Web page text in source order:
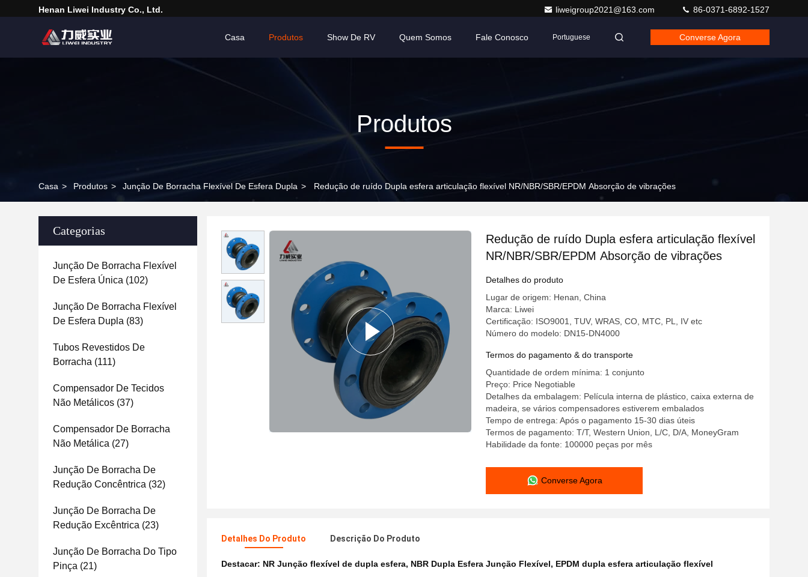
Henan Liwei Industry Co., Ltd. liweigroup2021@163.com 86-0371-6892-1527
Casa Produtos Show De RV Quem Somos Fale Conosco Portuguese Converse Agora
Produtos
Casa > Produtos > Junção De Borracha Flexível De Esfera Dupla > Redução de ruído Dupla esfera articulação flexível NR/NBR/SBR/EPDM Absorção de vibrações
Categorias
Junção De Borracha Flexível
De Esfera Única (102)
Junção De Borracha Flexível
De Esfera Dupla (83)
Tubos Revestidos De
Borracha (111)
Compensador De Tecidos
Não Metálicos (37)
Compensador De Borracha
Não Metálica (27)
Junção De Borracha De
Redução Concêntrica (32)
Junção De Borracha De
Redução Excêntrica (23)
Junção De Borracha Do Tipo
Pinça (21)
Redução de ruído Dupla esfera articulação flexível
NR/NBR/SBR/EPDM Absorção de vibrações
Detalhes do produto
Lugar de origem: Henan, China
Marca: Liwei
Certificação: ISO9001, TUV, WRAS, CO, MTC, PL, IV etc
Número do modelo: DN15-DN4000
Termos do pagamento & do transporte
Quantidade de ordem mínima: 1 conjunto
Preço: Price Negotiable
Detalhes da embalagem: Película interna de plástico, caixa externa de
madeira, se vários compensadores estiverem embalados
Tempo de entrega: Após o pagamento 15-30 dias úteis
Termos de pagamento: T/T, Western Union, L/C, D/A, MoneyGram
Habilidade da fonte: 100000 peças por mês
Converse Agora
Detalhes Do Produto Descrição Do Produto
Destacar: NR Junção flexível de dupla esfera, NBR Dupla Esfera Junção Flexível, EPDM dupla esfera articulação flexível